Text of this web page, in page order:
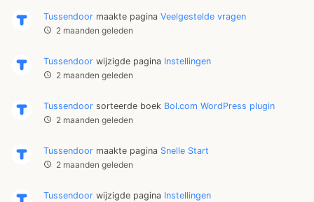
Tussendoor maakte pagina Veelgestelde vragen
2 maanden geleden
Tussendoor wijzigde pagina Instellingen
2 maanden geleden
Tussendoor sorteerde boek Bol.com WordPress plugin
2 maanden geleden
Tussendoor maakte pagina Snelle Start
2 maanden geleden
Tussendoor wijzigde pagina Instellingen